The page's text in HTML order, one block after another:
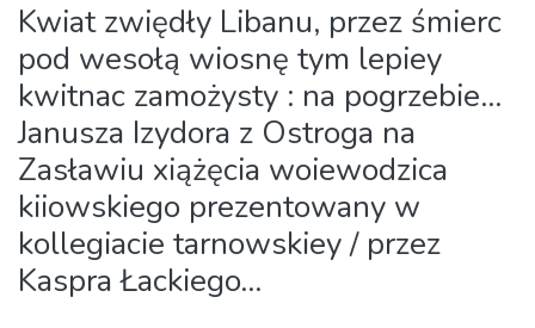
Kwiat zwiędły Libanu, przez śmierc
pod wesołą wiosnę tym lepiey
kwitnac zamożysty : na pogrzebie...
Janusza Izydora z Ostroga na
Zasławiu xiążęcia woiewodzica
kiiowskiego prezentowany w
kollegiacie tarnowskiey / przez
Kaspra Łackiego...